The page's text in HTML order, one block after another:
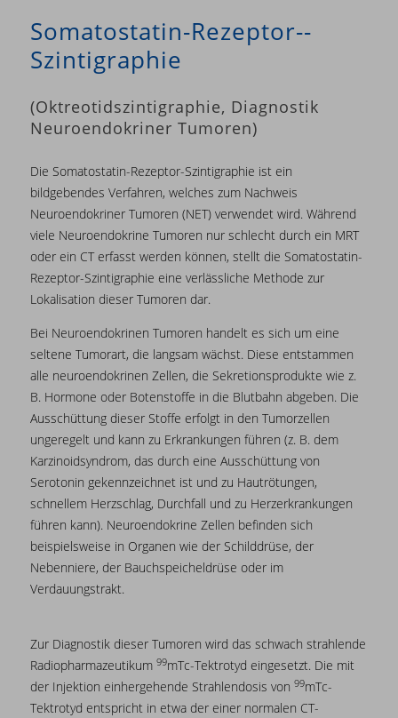
Somatostatin-­Rezeptor-­
Szintigraphie
(Oktreotidszintigraphie, Diagnostik
Neuroendokriner Tumoren)
Die Somatostatin-Rezeptor-Szintigraphie ist ein
bildgebendes Verfahren, welches zum Nachweis
Neuroendokriner Tumoren (NET) verwendet wird. Während
viele Neuroendokrine Tumoren nur schlecht durch ein MRT
oder ein CT erfasst werden können, stellt die Somatostatin-
Rezeptor-Szintigraphie eine verlässliche Methode zur
Lokalisation dieser Tumoren dar.
Bei Neuroendokrinen Tumoren handelt es sich um eine
seltene Tumorart, die langsam wächst. Diese entstammen
alle neuroendokrinen Zellen, die Sekretionsprodukte wie z.
B. Hormone oder Botenstoffe in die Blutbahn abgeben. Die
Ausschüttung dieser Stoffe erfolgt in den Tumorzellen
ungeregelt und kann zu Erkrankungen führen (z. B. dem
Karzinoidsyndrom, das durch eine Ausschüttung von
Serotonin gekennzeichnet ist und zu Hautrötungen,
schnellem Herzschlag, Durchfall und zu Herzerkrankungen
führen kann). Neuroendokrine Zellen befinden sich
beispielsweise in Organen wie der Schilddrüse, der
Nebenniere, der Bauchspeicheldrüse oder im
Verdauungstrakt.
Zur Diagnostik dieser Tumoren wird das schwach strahlende
Radiopharmazeutikum 99mTc-Tektrotyd eingesetzt. Die mit
der Injektion einhergehende Strahlendosis von 99mTc-
Tektrotyd entspricht in etwa der einer normalen CT-